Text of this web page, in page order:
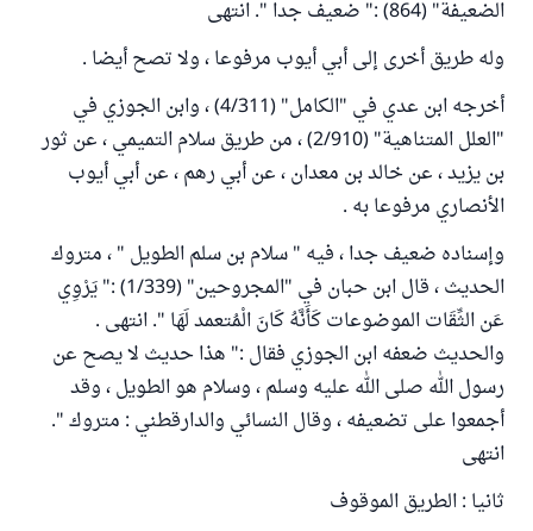
الضعيفة" (864) :" ضعيف جدا ". انتهى
وله طريق أخرى إلى أبي أيوب مرفوعا ، ولا تصح أيضا .
أخرجه ابن عدي في "الكامل" (4/311) ، وابن الجوزي في
"العلل المتناهية" (2/910) ، من طريق سلام التميمي ، عن ثور
بن يزيد ، عن خالد بن معدان ، عن أبي رهم ، عن أبي أيوب
الأنصاري مرفوعا به .
وإسناده ضعيف جدا ، فيه " سلام بن سلم الطويل " ، متروك
الحديث ، قال ابن حبان في "المجروحين" (1/339) :" يَرْوِي
عَن الثِّقَات الموضوعات كَأَنَّهُ كَانَ الْمُتعمد لَهَا ". انتهى .
والحديث ضعفه ابن الجوزي فقال :" هذا حديث لا يصح عن
رسول الله صلى الله عليه وسلم ، وسلام هو الطويل ، وقد
أجمعوا على تضعيفه ، وقال النسائي والدارقطني : متروك ".
انتهى
ثانيا : الطريق الموقوف